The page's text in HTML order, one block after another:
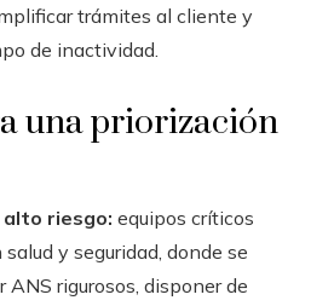
trámites al cliente y
de inactividad.
una priorización
riesgo: equipos críticos
y seguridad, donde se
rigurosos, disponer de